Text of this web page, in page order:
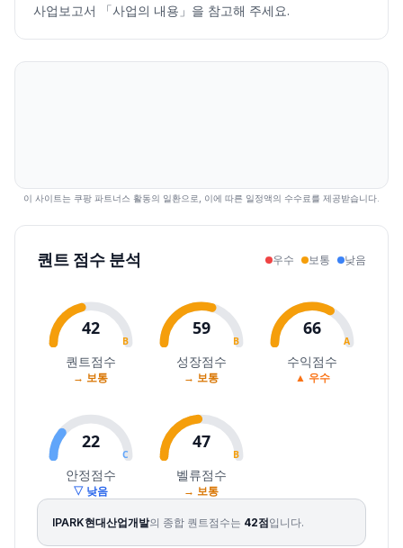
2026.07.14
17700178801690017350-2.96168007
2026.07.27
208502200020800209502.20 266774
2026.07.30
1901019980
215862
2026.08.03
1985020750 19720200501.01
154200
2026.08.04
20350 21550 20350 21250 5.99
279056
2026.08.05
2140022050 21350217002.12
261923
2026.08.06
21800 2160022700 306099
사업보고서 「사업의 내용」을 참고해 주세요.
이 사이트는 쿠팡 파트너스 활동의 일환으로, 이에 따른 일정액의 수수료를 제공받습니다.
퀀트 점수 분석 우수 보통 낮음
42
B
퀀트점수
→ 보통
59
B
성장점수
→ 보통
66
A
수익점수
▲ 우수
22
C
안정점수
▽ 낮음
47
B
벨류점수
→ 보통
IPARK현대산업개발의 종합 퀀트점수는 42점입니다.